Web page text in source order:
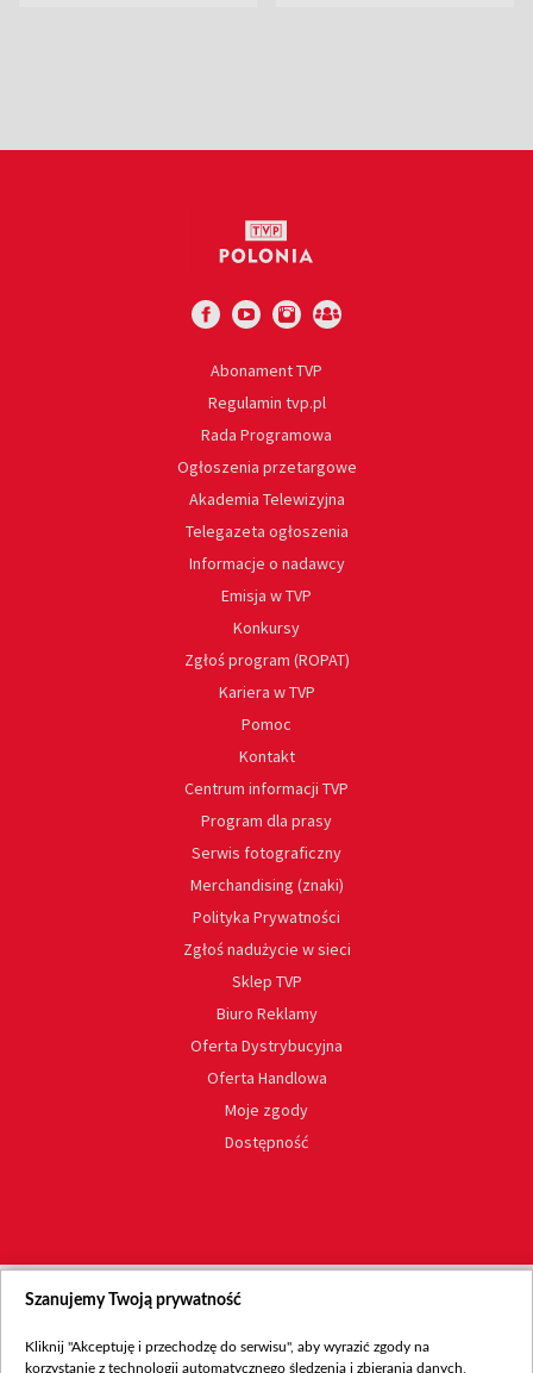
Abonament TVP
Regulamin tvp.pl
Rada Programowa
Ogłoszenia przetargowe
Akademia Telewizyjna
Telegazeta ogłoszenia
Informacje o nadawcy
Emisja w TVP
Konkursy
Zgłoś program (ROPAT)
Kariera w TVP
Pomoc
Kontakt
Centrum informacji TVP
Program dla prasy
Serwis fotograficzny
Merchandising (znaki)
Polityka Prywatności
Zgłoś nadużycie w sieci
Sklep TVP
Biuro Reklamy
Oferta Dystrybucyjna
Oferta Handlowa
Moje zgody
Dostępność
Szanujemy Twoją prywatność
Kliknij "Akceptuję i przechodzę do serwisu", aby wyrazić zgody na
korzystanie z technologii automatycznego śledzenia i zbierania danych,